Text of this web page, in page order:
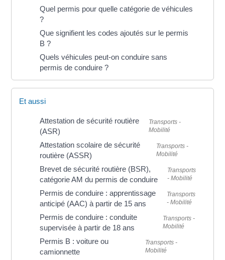
Quel permis pour quelle catégorie de véhicules
?
Que signifient les codes ajoutés sur le permis
B ?
Quels véhicules peut-on conduire sans
permis de conduire ?
Et aussi
Attestation de sécurité routière
(ASR)
Transports -
Mobilité
Attestation scolaire de sécurité
routière (ASSR)
Transports -
Mobilité
Brevet de sécurité routière (BSR),
catégorie AM du permis de conduire
Transports
- Mobilité
Permis de conduire : apprentissage
anticipé (AAC) à partir de 15 ans
Transports
- Mobilité
Permis de conduire : conduite
supervisée à partir de 18 ans
Transports -
Mobilité
Permis B : voiture ou
camionnette
Transports -
Mobilité